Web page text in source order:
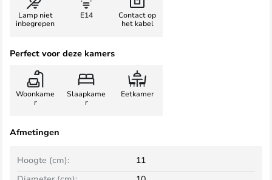
Lamp niet
inbegrepen
E14
Contact op
het kabel
Perfect voor deze kamers
Woonkame
r
Slaapkame
r
Eetkamer
Afmetingen
Hoogte (cm):
11